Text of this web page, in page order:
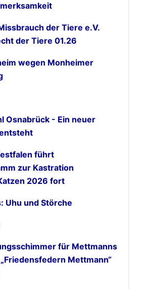
der Tiere e.V.
der Tiere 01.26
wegen Monheimer
Osnabrück - Ein neuer
führt
zur Kastration
2026 fort
Uhu und Störche
für Mettmanns
Mettmann“